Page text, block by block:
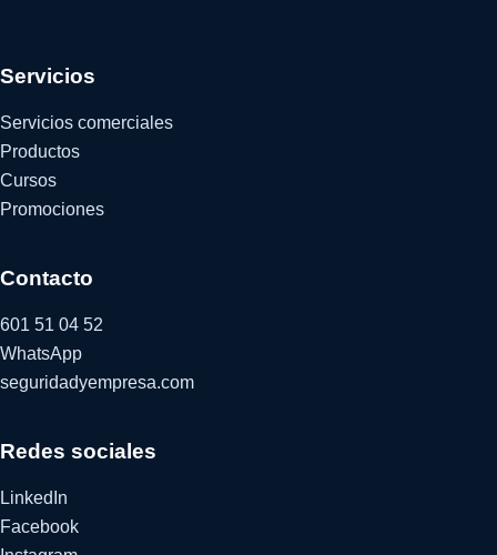
Servicios
Servicios comerciales
Productos
Cursos
Promociones
Contacto
601 51 04 52
WhatsApp
seguridadyempresa.com
Redes sociales
LinkedIn
Facebook